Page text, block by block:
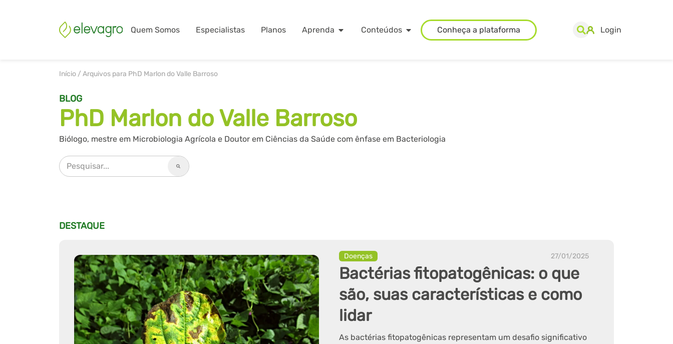
Quem Somos Especialistas Planos Aprenda Conteúdos Conheça a plataforma Login
Início /Arquivos para PhD Marlon do Valle Barroso
BLOG
PhD Marlon do Valle Barroso
Biólogo, mestre em Microbiologia Agrícola e Doutor em Ciências da Saúde com ênfase em Bacteriologia
DESTAQUE
Doenças 27/01/2025
Bactérias fitopatogênicas: o que
são, suas características e como
lidar
As bactérias fitopatogênicas representam um desafio significativo